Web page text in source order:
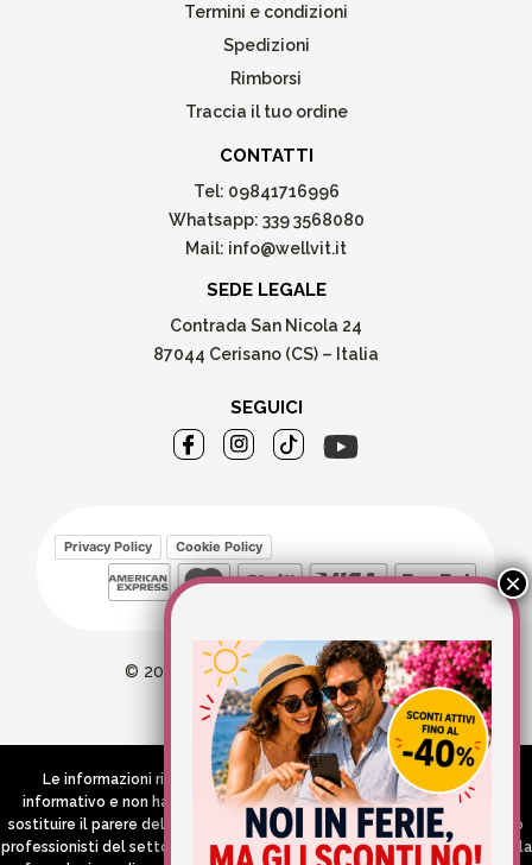
Termini e condizioni
Spedizioni
Rimborsi
Traccia il tuo ordine
CONTATTI
Tel: 09841716996
Whatsapp: 339 3568080
Mail: info@wellvit.it
SEDE LEGALE
Contrada San Nicola 24
87044 Cerisano (CS) – Italia
SEGUICI
Privacy Policy Cookie Policy
© 2026 Wellvit All Rights Reserved
Credits:Aries comunica
Le informazioni riportate nel Sito hanno esclusivamente scopo
informativo e non hanno in alcun modo né la pretesa né l’obiettivo di
sostituire il parere del medico e/o specialista, di altri operatori sanitari o
professionisti del settore che devono in ogni caso essere contattati per la